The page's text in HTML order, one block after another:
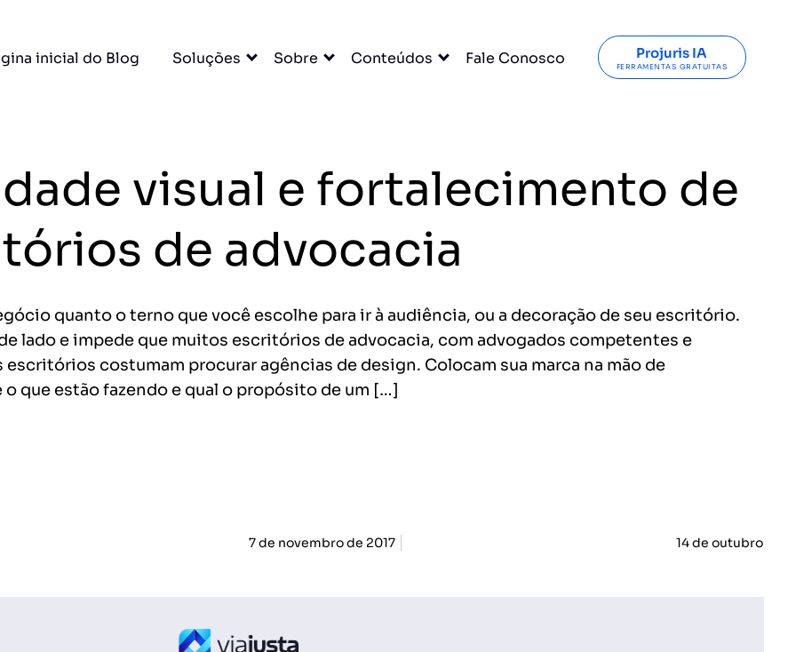
inicial do Blog Soluções Sobre Conteúdos Fale Conosco Projuris IA
FERRAMENTAS GRATUITAS
visual e fortalecimento de
de advocacia
quanto o terno que você escolhe para ir à audiência, ou a decoração de seu escritório.
lado e impede que muitos escritórios de advocacia, com advogados competentes e
costumam procurar agências de design. Colocam sua marca na mão de
que estão fazendo e qual o propósito de um […]
7 de novembro de 2017 14 de outubro